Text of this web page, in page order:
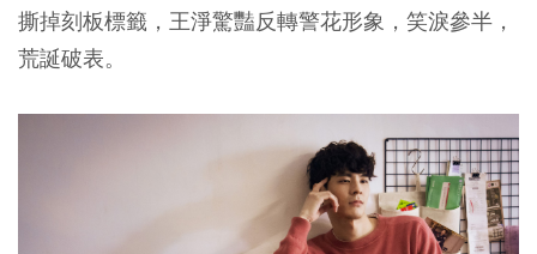
撕掉刻板標籤，王淨驚豔反轉警花形象，笑淚參半，
荒誕破表。